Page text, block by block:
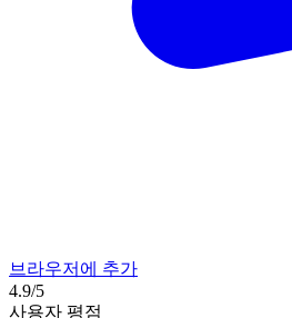
브라우저에 추가
4.9/5
사용자 평점